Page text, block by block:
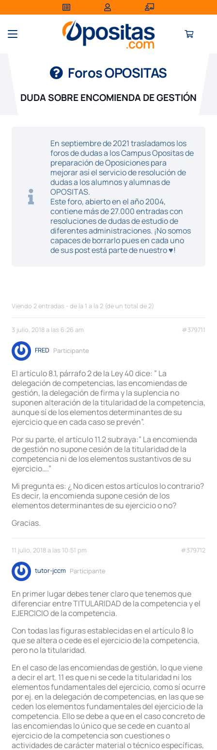
Foros OPOSITAS
DUDA SOBRE ENCOMIENDA DE GESTIÓN
En septiembre de 2021 trasladamos los
foros de dudas a los Campus Opositas de
preparación de Oposiciones para
mejorar así el servicio de resolución de
dudas a los alumnos y alumnas de
OPOSITAS.
Este foro, abierto en el año 2004,
contiene más de 27.000 entradas con
resoluciones de dudas de estudio de
diferentes administraciones. ¡No somos
capaces de borrarlo pues en cada uno
de sus post está parte de nuestro ♥!
Viendo 2 entradas - de la 1 a la 2 (de un total de 2)
3 julio, 2018 a las 6:26 am #379711
FRED Participante
El artículo 8.1, párrafo 2 de la Ley 40 dice: ” La
delegación de competencias, las encomiendas de
gestión, la delegación de firma y la suplencia no
suponen alteración de la titularidad de la competencia,
aunque sí de los elementos determinantes de su
ejercicio que en cada caso se prevén”.
Por su parte, el artículo 11.2 subraya:” La encomienda
de gestión no supone cesión de la titularidad de la
competencia ni de los elementos sustantivos de su
ejercicio….”
Mi pregunta es: ¿ No dicen estos artículos lo contrario?
Es decir, la encomienda supone cesión de los
elementos determinantes de su ejercicio o no?
Gracias.
11 julio, 2018 a las 10:51 pm #379712
tutor-jccm Participante
En primer lugar debes tener claro que tenemos que
diferenciar entre TITULARIDAD de la competencia y el
EJERCICIO de la competencia.
Con todas las figuras establecidas en el artículo 8 lo
que se altera o cede es el ejercicio de la competencia,
pero no la titularidad.
En el caso de las encomiendas de gestión, lo que viene
a decir el art. 11 es que ni se cede la titularidad ni los
elementos fundamentales del ejercicio, como sí ocurre
por ej. en la delegación de competencias, en las que se
ceden los elementos fundamentales del ejercicio de la
competencia. Ello se debe a que en el caso concreto de
las encomiendas lo único que se cede en cuanto al
ejercicio de la competencia son cuestiones o
actividades de carácter material o técnico específicas,